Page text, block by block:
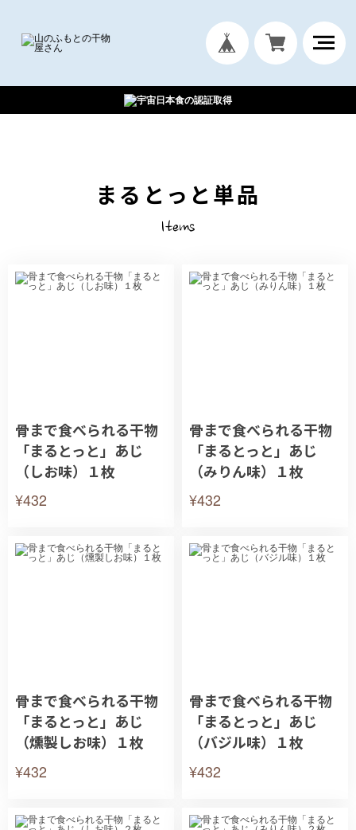
まるとっと単品
Items
骨まで食べられる干物
「まるとっと」あじ
（しお味）１枚
¥432
骨まで食べられる干物
「まるとっと」あじ
（みりん味）１枚
¥432
骨まで食べられる干物
「まるとっと」あじ
（燻製しお味）１枚
¥432
骨まで食べられる干物
「まるとっと」あじ
（バジル味）１枚
¥432